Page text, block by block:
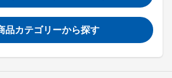
品カテゴリーから探す